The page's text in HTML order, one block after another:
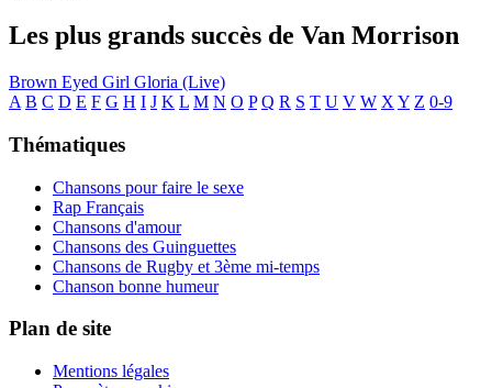
Les plus grands succès de Van Morrison
Brown Eyed Girl Gloria (Live)
A B C D E F G H I J K L M N O P Q R S T U V W X Y Z 0-9
Thématiques
Chansons pour faire le sexe
Rap Français
Chansons d'amour
Chansons des Guinguettes
Chansons de Rugby et 3ème mi-temps
Chanson bonne humeur
Plan de site
Mentions légales